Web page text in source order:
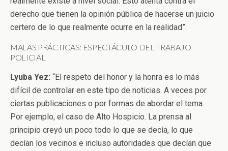
derecho que tienen la opinión pública de hacerse un juicio
certero de lo que realmente ocurre en la realidad”.
MALAS PRÁCTICAS: ESPECTÁCULO DEL TRABAJO
POLICIAL
Lyuba Yez: “El respeto del honor y la honra es lo más
difícil de controlar en este tipo de noticias. A veces por
ciertas publicaciones o por formas de abordar el tema.
Por ejemplo, el caso de Alto Hospicio. La prensa al
principio creyó un poco todo lo que se decía, lo que
decían los vecinos e incluso autoridades que decían que